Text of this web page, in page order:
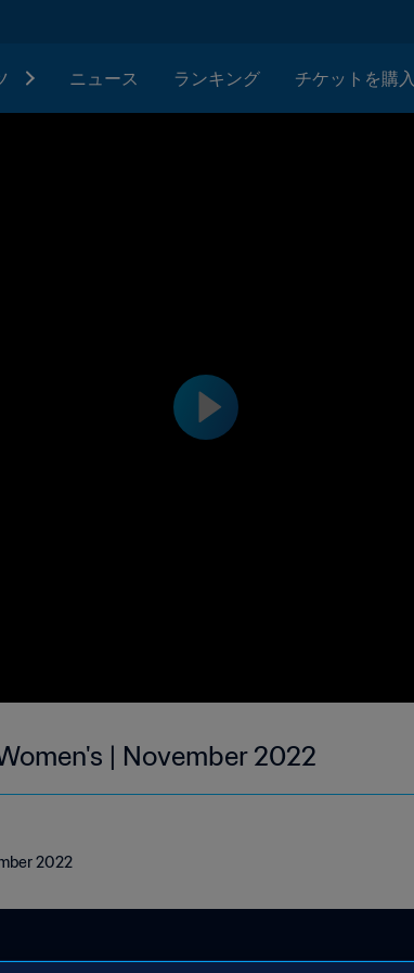
ニュース ランキング チケットを購入
| November 2022
2022